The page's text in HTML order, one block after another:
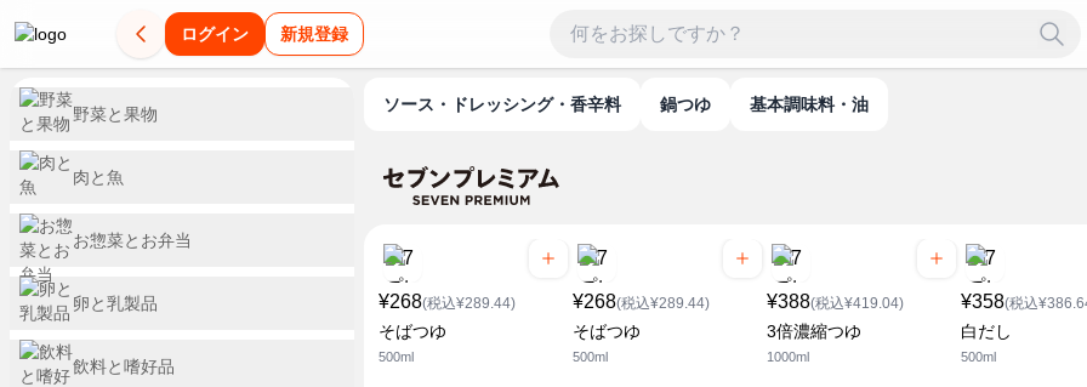
ログイン 新規登録
ソース・ドレッシング・香辛料 鍋つゆ 基本調味料・油
¥268(税込¥289.44)
そばつゆ
500ml
¥268(税込¥289.44)
そばつゆ
500ml
¥388(税込¥419.04)
3倍濃縮つゆ
1000ml
¥358(税込
白だし
500ml
野菜と果物
肉と魚
お惣菜とお弁当
卵と乳製品
飲料と嗜好品